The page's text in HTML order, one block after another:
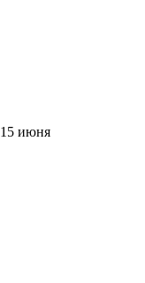
15 июня